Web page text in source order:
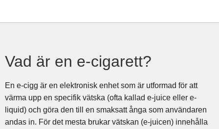
Vad är en e-cigarett?
En e-cigg är en elektronisk enhet som är utformad för att
värma upp en specifik vätska (ofta kallad e-juice eller e-
liquid) och göra den till en smaksatt ånga som användaren
andas in. För det mesta brukar vätskan (e-juicen) innehålla